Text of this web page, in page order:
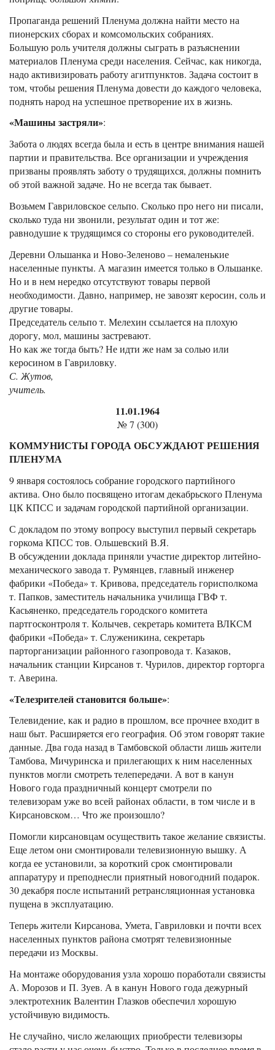
Пропаганда решений Пленума должна найти место на
пионерских сборах и комсомольских собраниях.
Большую роль учителя должны сыграть в разъяснении
материалов Пленума среди населения. Сейчас, как никогда,
надо активизировать работу агитпунктов. Задача состоит в
том, чтобы решения Пленума довести до каждого человека,
поднять народ на успешное претворение их в жизнь.
«Машины застряли»:
Забота о людях всегда была и есть в центре внимания нашей
партии и правительства. Все организации и учреждения
призваны проявлять заботу о трудящихся, должны помнить
об этой важной задаче. Но не всегда так бывает.
Возьмем Гавриловское сельпо. Сколько про него ни писали,
сколько туда ни звонили, результат один и тот же:
равнодушие к трудящимся со стороны его руководителей.
Деревни Ольшанка и Ново-Зеленово – немаленькие
населенные пункты. А магазин имеется только в Ольшанке.
Но и в нем нередко отсутствуют товары первой
необходимости. Давно, например, не завозят керосин, соль и
другие товары.
Председатель сельпо т. Мелехин ссылается на плохую
дорогу, мол, машины застревают.
Но как же тогда быть? Не идти же нам за солью или
керосином в Гавриловку.
С. Жутов,
учитель.
11.01.1964
№ 7 (300)
КОММУНИСТЫ ГОРОДА ОБСУЖДАЮТ РЕШЕНИЯ
ПЛЕНУМА
9 января состоялось собрание городского партийного
актива. Оно было посвящено итогам декабрьского Пленума
ЦК КПСС и задачам городской партийной организации.
С докладом по этому вопросу выступил первый секретарь
горкома КПСС тов. Ольшевский В.Я.
В обсуждении доклада приняли участие директор литейно-
механического завода т. Румянцев, главный инженер
фабрики «Победа» т. Кривова, председатель горисполкома
т. Папков, заместитель начальника училища ГВФ т.
Касьяненко, председатель городского комитета
партгосконтроля т. Колычев, секретарь комитета ВЛКСМ
фабрики «Победа» т. Служеникина, секретарь
парторганизации районного газопровода т. Казаков,
начальник станции Кирсанов т. Чурилов, директор горторга
т. Аверина.
«Телезрителей становится больше»:
Телевидение, как и радио в прошлом, все прочнее входит в
наш быт. Расширяется его география. Об этом говорят такие
данные. Два года назад в Тамбовской области лишь жители
Тамбова, Мичуринска и прилегающих к ним населенных
пунктов могли смотреть телепередачи. А вот в канун
Нового года праздничный концерт смотрели по
телевизорам уже во всей районах области, в том числе и в
Кирсановском… Что же произошло?
Помогли кирсановцам осуществить такое желание связисты.
Еще летом они смонтировали телевизионную вышку. А
когда ее установили, за короткий срок смонтировали
аппаратуру и преподнесли приятный новогодний подарок.
30 декабря после испытаний ретрансляционная установка
пущена в эксплуатацию.
Теперь жители Кирсанова, Умета, Гавриловки и почти всех
населенных пунктов района смотрят телевизионные
передачи из Москвы.
На монтаже оборудования узла хорошо поработали связисты
А. Морозов и П. Зуев. А в канун Нового года дежурный
электротехник Валентин Глазков обеспечил хорошую
устойчивую видимость.
Не случайно, число желающих приобрести телевизоры